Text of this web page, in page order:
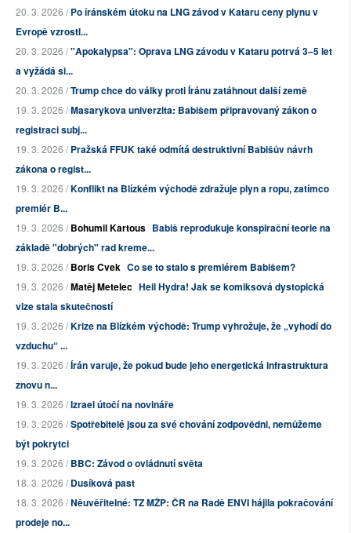
20. 3. 2026 /Po íránském útoku na LNG závod v Kataru ceny plynu v
Evropě vzrostl...
20. 3. 2026 /"Apokalypsa": Oprava LNG závodu v Kataru potrvá 3–5 let
a vyžádá si...
20. 3. 2026 /Trump chce do války proti Íránu zatáhnout další země
19. 3. 2026 /Masarykova univerzita: Babišem připravovaný zákon o
registraci subj...
19. 3. 2026 /Pražská FFUK také odmítá destruktivní Babišův návrh
zákona o regist...
19. 3. 2026 /Konflikt na Blízkém východě zdražuje plyn a ropu, zatímco
premiér B...
19. 3. 2026 /Bohumil Kartous Babiš reprodukuje konspirační teorie na
základě "dobrých" rad kreme...
19. 3. 2026 /Boris Cvek Co se to stalo s premiérem Babišem?
19. 3. 2026 /Matěj Metelec Heil Hydra! Jak se komiksová dystopická
vize stala skutečností
19. 3. 2026 /Krize na Blízkém východě: Trump vyhrožuje, že „vyhodí do
vzduchu“ ...
19. 3. 2026 /Írán varuje, že pokud bude jeho energetická infrastruktura
znovu n...
19. 3. 2026 /Izrael útočí na novináře
19. 3. 2026 /Spotřebitelé jsou za své chování zodpovědni, nemůžeme
být pokrytci
19. 3. 2026 /BBC: Závod o ovládnutí světa
18. 3. 2026 /Dusíková past
18. 3. 2026 /Něuvěřitelné: TZ MŽP: ČR na Radě ENVI hájila pokračování
prodeje no...